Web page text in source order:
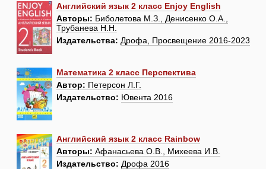
Английский язык 2 класс Enjoy English
Авторы: Биболетова М.З., Денисенко О.А.,
Трубанева Н.Н.
Издательства: Дрофа, Просвещение 2016-2023
Математика 2 класс Перспектива
Автор: Петерсон Л.Г.
Издательство: Ювента 2016
Английский язык 2 класс Rainbow
Авторы: Афанасьева О.В., Михеева И.В.
Издательство: Дрофа 2016